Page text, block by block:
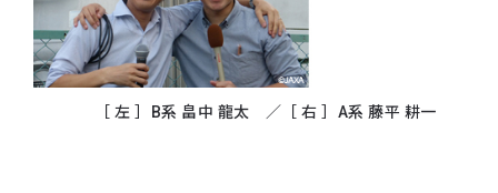
［ 左 ］B系 畠中 龍太 ／［ 右 ］A系 藤平 耕一